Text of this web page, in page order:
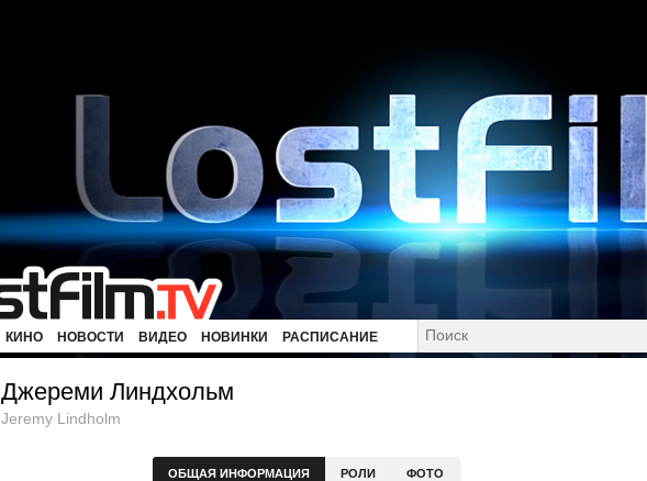
КИНО НОВОСТИ ВИДЕО НОВИНКИ РАСПИСАНИЕ
Джереми Линдхольм
Jeremy Lindholm
ОБЩАЯ ИНФОРМАЦИЯ РОЛИ ФОТО